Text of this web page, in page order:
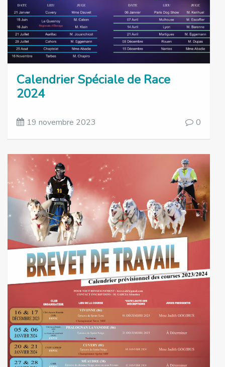
Calendrier Spéciale de Race
2024
19 novembre 2023 0